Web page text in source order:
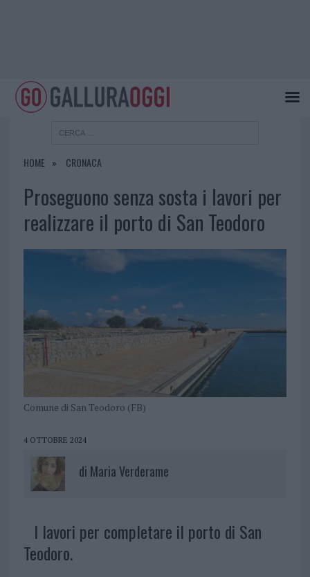
HOME CRONACA
Proseguono senza sosta i lavori per
realizzare il porto di San Teodoro
Comune di San Teodoro (FB)
4 OTTOBRE 2024
di Maria Verderame
I lavori per completare il porto di San
Teodoro.